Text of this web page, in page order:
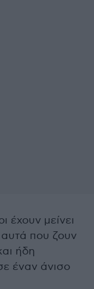
έχουν μείνει
που ζουν
ήδη
έναν άνισο